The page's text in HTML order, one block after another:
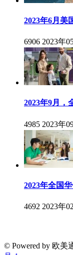
2023年6月美
6906 2023年
2023年9月，
4985 2023年
2023年全国
4692 2023年
© Powered by 欧美